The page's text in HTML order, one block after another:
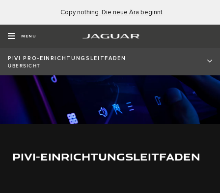
Copy nothing. Die neue Ära beginnt
MENU
PIVI PRO-EINRICHTUNGSLEITFADEN
ÜBERSICHT
PIVI-EINRICHTUNGSLEITFADEN